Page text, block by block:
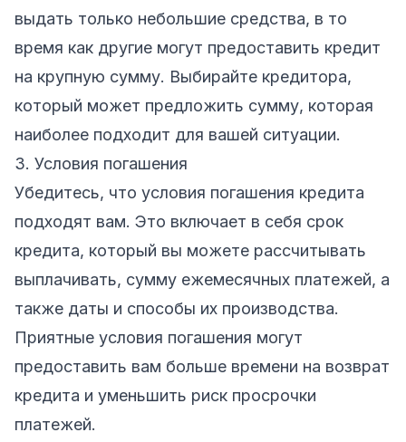
выдать только небольшие средства, в то
время как другие могут предоставить кредит
на крупную сумму. Выбирайте кредитора,
который может предложить сумму, которая
наиболее подходит для вашей ситуации.
3. Условия погашения
Убедитесь, что условия погашения кредита
подходят вам. Это включает в себя срок
кредита, который вы можете рассчитывать
выплачивать, сумму ежемесячных платежей, а
также даты и способы их производства.
Приятные условия погашения могут
предоставить вам больше времени на возврат
кредита и уменьшить риск просрочки
платежей.